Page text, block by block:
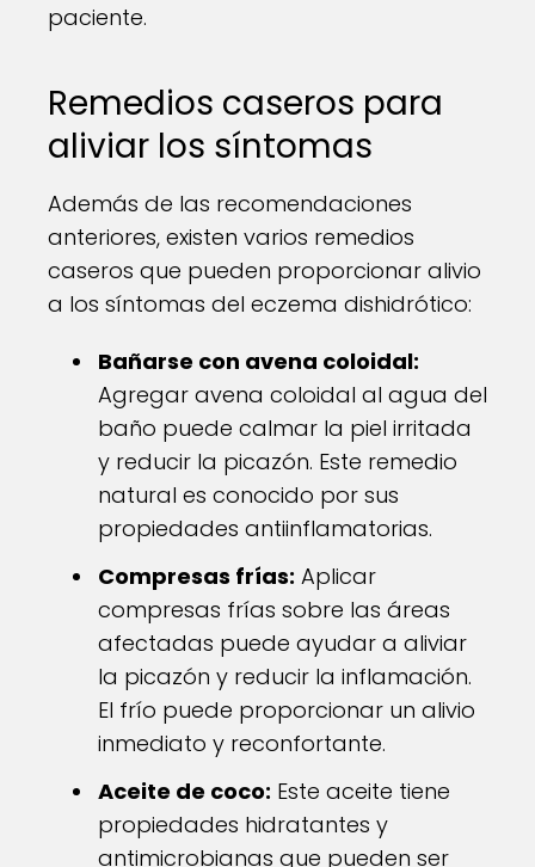
paciente.
Remedios caseros para
aliviar los síntomas
Además de las recomendaciones
anteriores, existen varios remedios
caseros que pueden proporcionar alivio
a los síntomas del eczema dishidrótico:
Bañarse con avena coloidal:
Agregar avena coloidal al agua del
baño puede calmar la piel irritada
y reducir la picazón. Este remedio
natural es conocido por sus
propiedades antiinflamatorias.
Compresas frías: Aplicar
compresas frías sobre las áreas
afectadas puede ayudar a aliviar
la picazón y reducir la inflamación.
El frío puede proporcionar un alivio
inmediato y reconfortante.
Aceite de coco: Este aceite tiene
propiedades hidratantes y
antimicrobianas que pueden ser